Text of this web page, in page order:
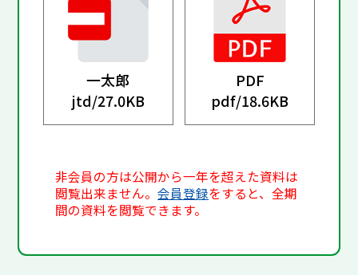
一太郎
jtd/27.0KB
PDF
pdf/18.6KB
非会員の方は公開から一年を超えた資料は
閲覧出来ません。会員登録をすると、全期
間の資料を閲覧できます。